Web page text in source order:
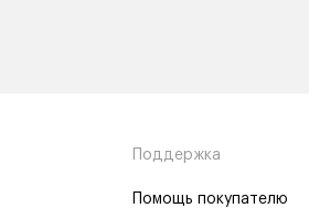
Поддержка
Помощь покупателю